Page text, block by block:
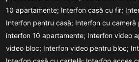
10 apartamente; Interfon casă cu fir;
Interfon pentru casă; Interfon cu cameră
interfon 10 apartamente; Interfon video
video bloc; Interfon video pentru bloc;